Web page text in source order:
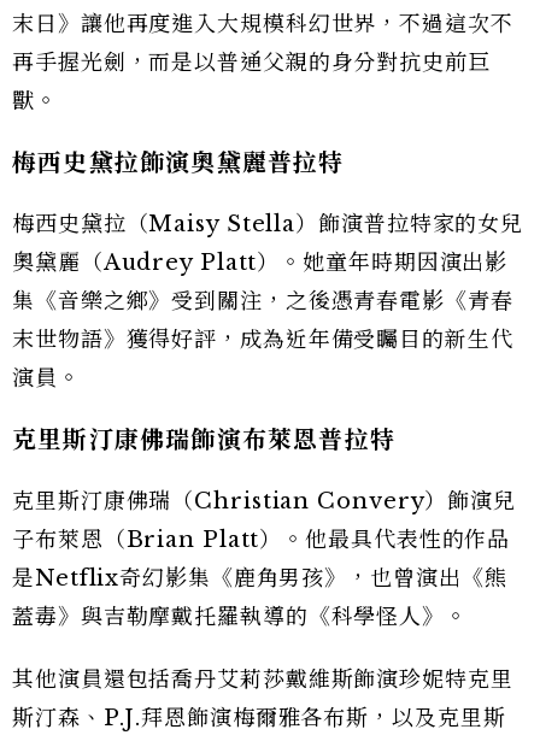
末日》讓他再度進入大規模科幻世界，不過這次不
再手握光劍，而是以普通父親的身分對抗史前巨
獸。
梅西史黛拉飾演奧黛麗普拉特
梅西史黛拉（Maisy Stella）飾演普拉特家的女兒
奧黛麗（Audrey Platt）。她童年時期因演出影
集《音樂之鄉》受到關注，之後憑青春電影《青春
末世物語》獲得好評，成為近年備受矚目的新生代
演員。
克里斯汀康佛瑞飾演布萊恩普拉特
克里斯汀康佛瑞（Christian Convery）飾演兒
子布萊恩（Brian Platt）。他最具代表性的作品
是Netflix奇幻影集《鹿角男孩》，也曾演出《熊
蓋毒》與吉勒摩戴托羅執導的《科學怪人》。
其他演員還包括喬丹艾莉莎戴維斯飾演珍妮特克里
斯汀森、P.J.拜恩飾演梅爾雅各布斯，以及克里斯